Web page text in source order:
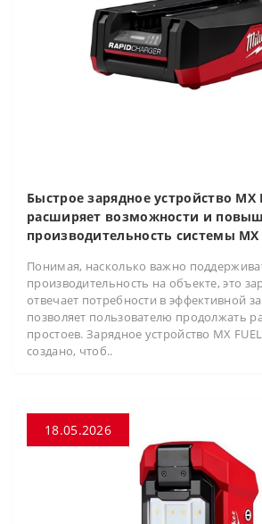
Быстрое зарядное устройство MX
расширяет возможности и
производительность системы MX
Понимая, насколько важно
производительность на объекте, это
отвечает потребности в эффективной
позволяет пользователю продолжать
простоев. Зарядное устройство MX
создано, чтоб..
18.05.2026